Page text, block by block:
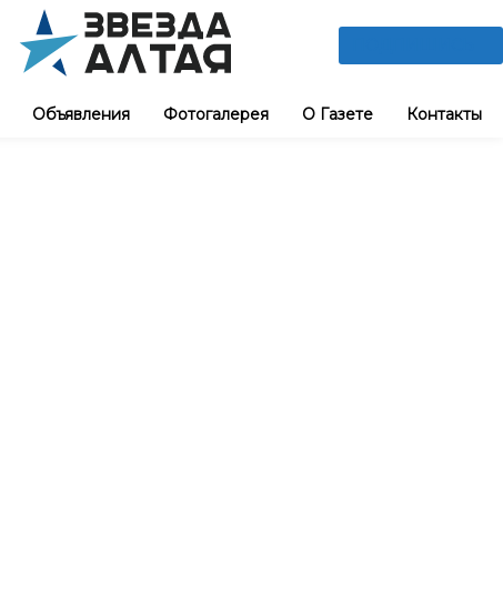
Объявления Фотогалерея О Газете Контакты